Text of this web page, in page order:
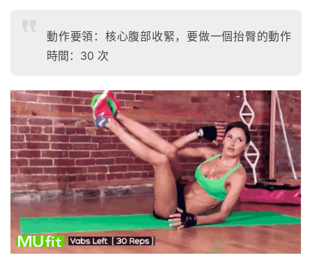
動作要領：核心腹部收緊，要做一個抬臀的動作
時間：30 次